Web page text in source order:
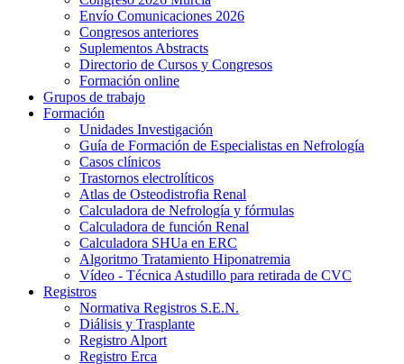
Envío Comunicaciones 2026
Congresos anteriores
Suplementos Abstracts
Directorio de Cursos y Congresos
Formación online
Grupos de trabajo
Formación
Unidades Investigación
Guía de Formación de Especialistas en Nefrología
Casos clínicos
Trastornos electrolíticos
Atlas de Osteodistrofia Renal
Calculadora de Nefrología y fórmulas
Calculadora de función Renal
Calculadora SHUa en ERC
Algoritmo Tratamiento Hiponatremia
Vídeo - Técnica Astudillo para retirada de CVC
Registros
Normativa Registros S.E.N.
Diálisis y Trasplante
Registro Alport
Registro Erca